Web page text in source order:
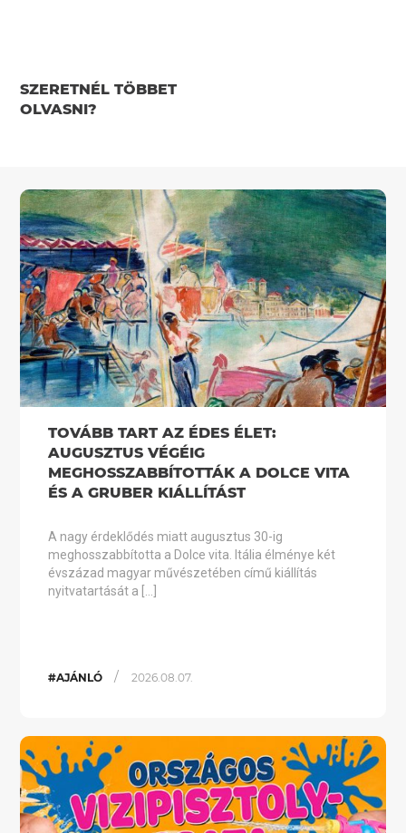
SZERETNÉL TÖBBET
OLVASNI?
TOVÁBB TART AZ ÉDES ÉLET:
AUGUSZTUS VÉGÉIG
MEGHOSSZABBÍTOTTÁK A DOLCE VITA
ÉS A GRUBER KIÁLLÍTÁST
A nagy érdeklődés miatt augusztus 30-ig
meghosszabbította a Dolce vita. Itália élménye két
évszázad magyar művészetében című kiállítás
nyitvatartását a […]
#AJÁNLÓ / 2026.08.07.